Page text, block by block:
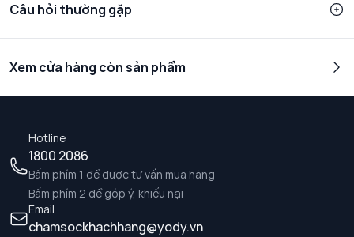
Câu hỏi thường gặp
Xem cửa hàng còn sản phẩm
Hotline
1800 2086
Bấm phím 1 để được tư vấn mua hàng
Bấm phím 2 để góp ý, khiếu nại
Email
chamsockhachhang@yody.vn